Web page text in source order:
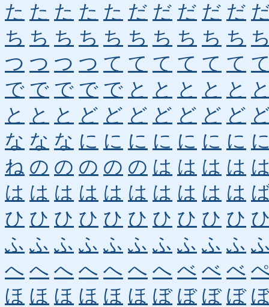
た た た た た だ だ だ だ だ
ち ち ち ち ち ち ち ち ち ち
つ つ つ つ て て て て て て
で で で で で と と と と と
と と と ど ど ど ど ど ど ど
な な な に に に に に に に
ね の の の の の は は は は
は は は は は は は は は は
ひ ひ ひ ひ ひ ひ ひ ひ ひ ひ
ふ ふ ふ ふ ふ ふ ふ ふ ふ ふ
へ へ へ へ へ へ へ べ べ べ
ほ ほ ほ ほ ほ ほ ぼ ぼ ぼ ぼ